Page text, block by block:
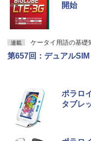
開始
連載 ケータイ用語の基礎
第657回：デュアルSIM
ポラロ
タブレ